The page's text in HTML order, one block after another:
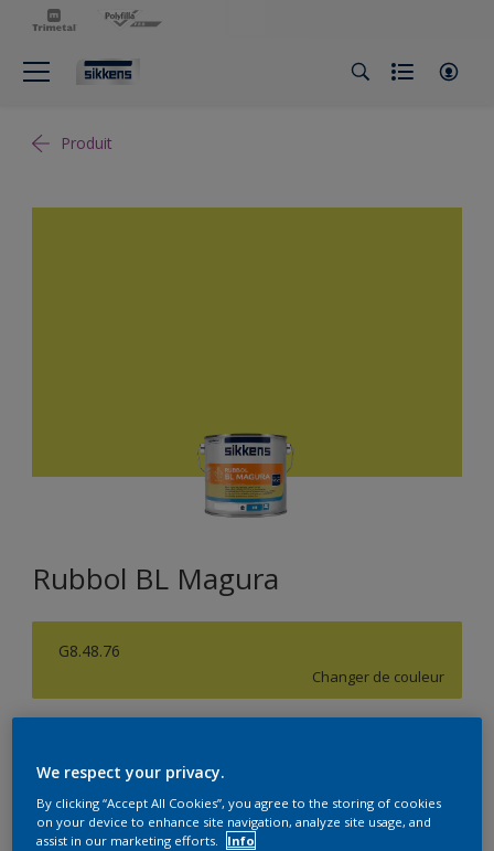
Produit
Rubbol BL Magura
G8.48.76
Changer de couleur
1L
Quantité Calculateur de peinture
We respect your privacy.
By clicking “Accept All Cookies”, you agree to the storing of cookies
on your device to enhance site navigation, analyze site usage, and
assist in our marketing efforts.
Info